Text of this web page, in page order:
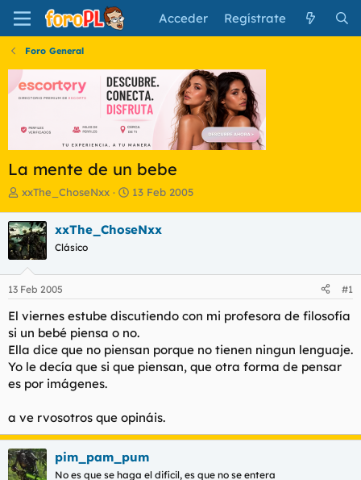
Acceder Regístrate
Foro General
La mente de un bebe
I
i
c
i
a
d
o
d
e
l
t
e
m
xxThe_ChoseNxx
F
h
e
i
c
i
o
13 Feb 2005
xxThe_ChoseNxx
Clásico
13 Feb 2005 #1
El viernes estube discutiendo con mi profesora de filosofía
si un bebé piensa o no.
Ella dice que no piensan porque no tienen ningun lenguaje.
Yo le decía que si que piensan, que otra forma de pensar
es por imágenes.
a ve rvosotros que opináis.
pim_pam_pum
No es que se haga el dificil, es que no se entera